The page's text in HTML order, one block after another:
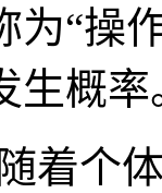
为“操
生概率
着个